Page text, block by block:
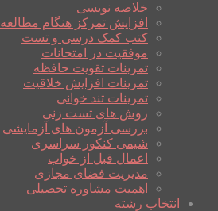
خلاصه نویسی
افزایش تمرکز هنگام مطالعه
کتب کمک درسی و تست
موفقیت در امتحانات
تمرینات تقویت حافظه
تمرینات افزایش خلاقیت
تمرینات تند خوانی
روش های تست زنی
بررسی آزمون های آزمایشی
شیمی کنکور سراسری
اعمال قبل از خواب
مدیریت فضای مجازی
اهمیت مشاوره تحصیلی
انتخاب رشته